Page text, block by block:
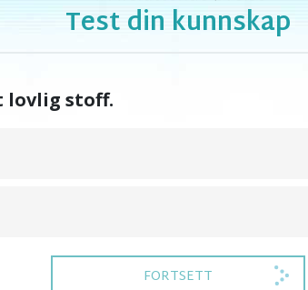
Test din kunnskap
lovlig stoff.
FORTSETT